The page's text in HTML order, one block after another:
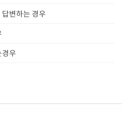
변하는 경우
우